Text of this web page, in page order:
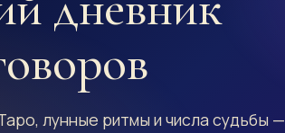
лунные ритмы и числа судьбы —